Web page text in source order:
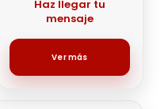
Haz llegar tu
mensaje
Ver más